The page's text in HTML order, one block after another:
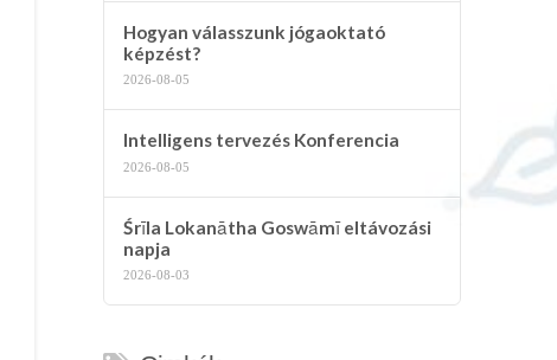
Hogyan válasszunk jógaoktató
képzést?
2026-08-05
Intelligens tervezés Konferencia
2026-08-05
Śrīla Lokanātha Goswāmī eltávozási
napja
2026-08-03